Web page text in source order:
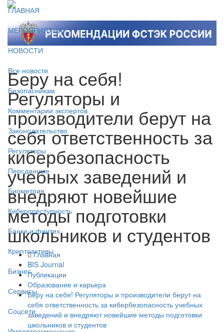
ГЛАВНАЯ
МЕРОПРИЯТИЯ
НОВОСТИ
Все новости
Безопасникам
Комментарии экспертов
Законодательство
Регуляторы
Персданные
Биометрия
Киберпреступность
Банки и финтех
Криптоактивы
Бизнес
Сервисы
Соцсети
Беру на себя!
Регуляторы и
производители берут на
себя ответственность за
кибербезопасность
учебных заведений и
внедряют новейшие
методы подготовки
школьников и студентов
Главная
BIS Journal
Публикации
Образование и карьера
Беру на себя! Регуляторы и производители берут на
себя ответственность за кибербезопасность учебных
заведений и внедряют новейшие методы подготовки
школьников и студентов